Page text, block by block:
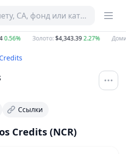
CA, фонд или категорию
Золото:$4,343.392.27%
Ссылки
Credits (NCR)